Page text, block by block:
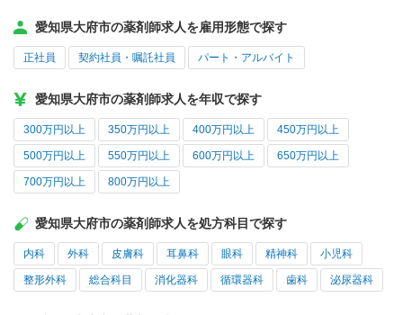
愛知県大府市の薬剤師求人を雇用形態で探す
正社員 契約社員・嘱託社員 パート・アルバイト
愛知県大府市の薬剤師求人を年収で探す
300万円以上 350万円以上 400万円以上 450万円以上
500万円以上 550万円以上 600万円以上 650万円以上
700万円以上 800万円以上
愛知県大府市の薬剤師求人を処方科目で探す
内科 外科 皮膚科 耳鼻科 眼科 精神科 小児科
整形外科 総合科目 消化器科 循環器科 歯科 泌尿器科